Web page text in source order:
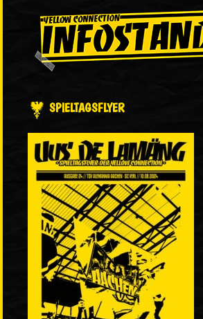
SPIELTAGSFLYER